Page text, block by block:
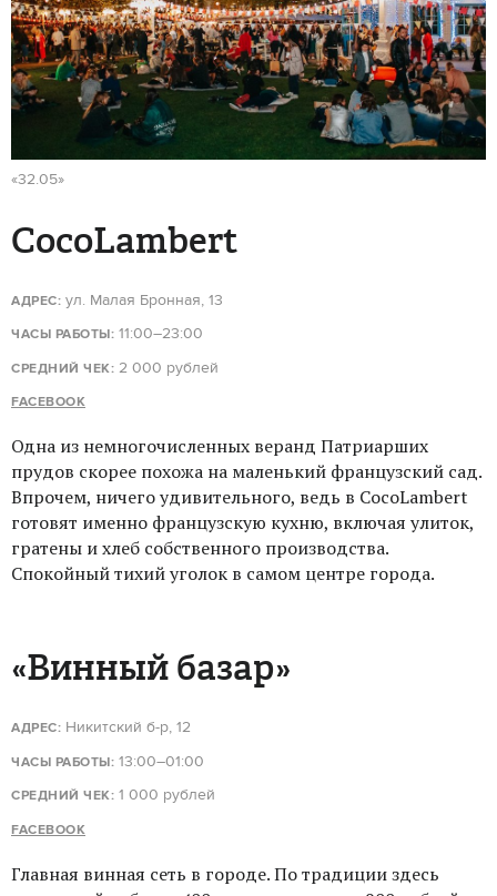
«32.05»
CocoLambert
АДРЕС: ул. Малая Бронная, 13
ЧАСЫ РАБОТЫ: 11:00–23:00
СРЕДНИЙ ЧЕК: 2 000 рублей
FACEBOOK
Одна из немногочисленных веранд Патриарших
прудов скорее похожа на маленький французский сад.
Впрочем, ничего удивительного, ведь в CocoLambert
готовят именно французскую кухню, включая улиток,
гратены и хлеб собственного производства.
Спокойный тихий уголок в самом центре города.
«Винный базар»
АДРЕС: Никитский б-р, 12
ЧАСЫ РАБОТЫ: 13:00–01:00
СРЕДНИЙ ЧЕК: 1 000 рублей
FACEBOOK
Главная винная сеть в городе. По традиции здесь